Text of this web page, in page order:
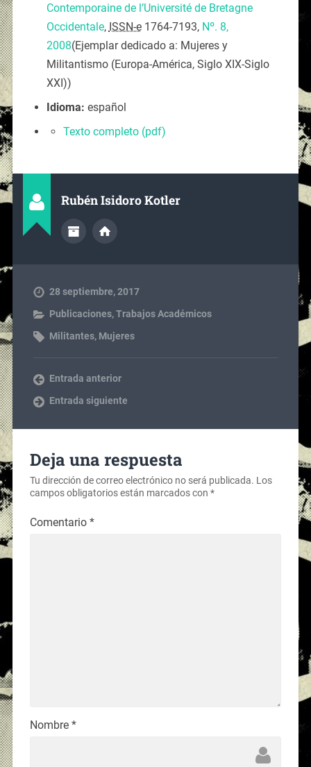
Contemporaine de l’Université de Bretagne
Occidentale, ISSN-e1764-7193, Nº. 8,
2008(Ejemplar dedicado a: Mujeres y
Militantismo (Europa-América, Siglo XIX-Siglo
XXI))
Idioma: español
Texto completo (pdf)
Rubén Isidoro Kotler
28 septiembre, 2017
Publicaciones,Trabajos Académicos
Militantes, Mujeres
Entrada anterior
Entrada siguiente
Deja una respuesta
Tu dirección de correo electrónico no será publicada. Los
campos obligatorios están marcados con *
Comentario *
Nombre *